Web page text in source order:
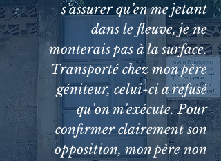
s’assurer qu’en me jetant
dans le fleuve, je ne
monterais pas à la surface.
Transporté chez mon père
géniteur, celui-ci a refusé
qu’on m’exécute. Pour
confirmer clairement son
opposition, mon père non